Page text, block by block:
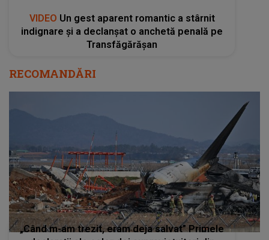
declarații ale celor doi supraviețuitori din
avionul prăbușit în Coreea de Sud